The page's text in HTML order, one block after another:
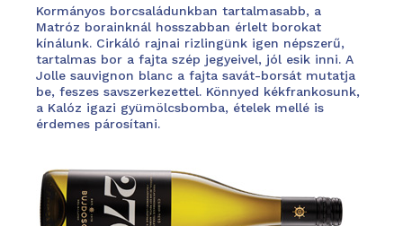
Kormányos borcsaládunkban tartalmasabb, a
Matróz borainknál hosszabban érlelt borokat
kínálunk. Cirkáló rajnai rizlingünk igen népszerű,
tartalmas bor a fajta szép jegyeivel, jól esik inni. A
Jolle sauvignon blanc a fajta savát-borsát mutatja
be, feszes savszerkezettel. Könnyed kékfrankosunk,
a Kalóz igazi gyümölcsbomba, ételek mellé is
érdemes párosítani.